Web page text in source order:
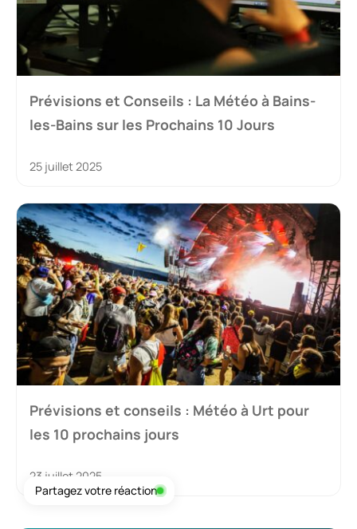
Prévisions et Conseils : La Météo à Bains-
les-Bains sur les Prochains 10 Jours
25 juillet 2025
Prévisions et conseils : Météo à Urt pour
les 10 prochains jours
23 juillet 2025
Partagez votre réaction